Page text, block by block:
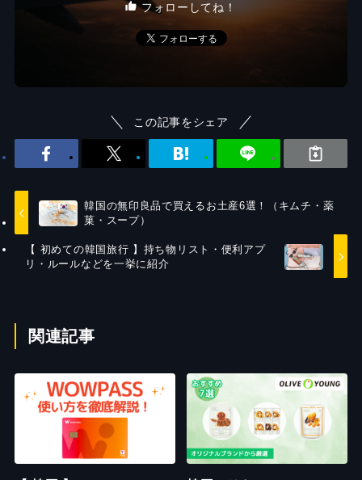
フォローしてね！
この記事をシェア
韓国の無印良品で買えるお土産6選！（キムチ・薬
菓・スープ）
【 初めての韓国旅行 】持ち物リスト・便利アプ
リ・ルールなどを一挙に紹介
関連記事